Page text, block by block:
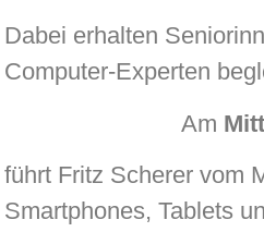
Dabei erhalten
Computer-Experten
Am
führt Fritz Scherer vom
Smartphones, Tablets